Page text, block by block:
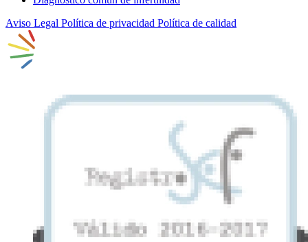
Aviso Legal Política de privacidad Política de calidad